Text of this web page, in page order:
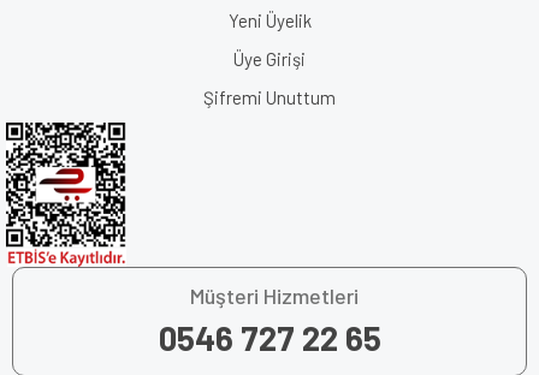
Yeni Üyelik
Üye Girişi
Şifremi Unuttum
Müşteri Hizmetleri
0546 727 22 65